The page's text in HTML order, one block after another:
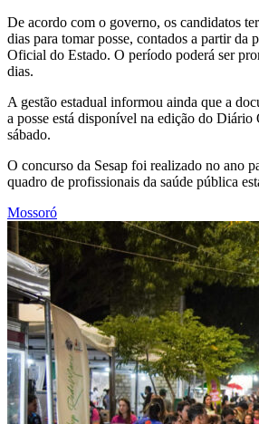
De acordo com o governo, os candidatos
dias para tomar posse, contados a partir da
Oficial do Estado. O período poderá ser
dias.
A gestão estadual informou ainda que a
a posse está disponível na edição do
sábado.
O concurso da Sesap foi realizado no ano
quadro de profissionais da saúde pública
Mossoró